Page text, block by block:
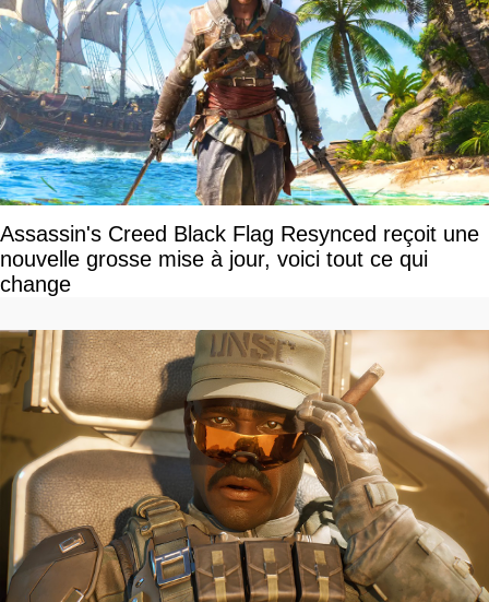
Assassin's Creed Black Flag Resynced reçoit une
nouvelle grosse mise à jour, voici tout ce qui
change